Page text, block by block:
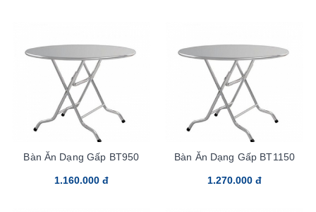
Bàn Ăn Dạng Gấp BT950
1.160.000 đ
Bàn Ăn Dạng Gấp BT1150
1.270.000 đ